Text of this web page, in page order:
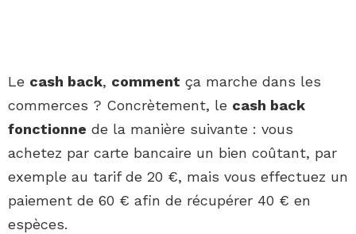
Le cash back, comment ça marche dans les
commerces ? Concrètement, le cash back
fonctionne de la manière suivante : vous
achetez par carte bancaire un bien coûtant, par
exemple au tarif de 20 €, mais vous effectuez un
paiement de 60 € afin de récupérer 40 € en
espèces.